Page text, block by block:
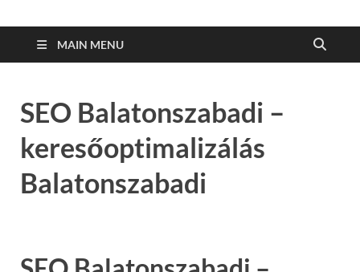
MAIN MENU
SEO Balatonszabadi –
keresőoptimalizálás
Balatonszabadi